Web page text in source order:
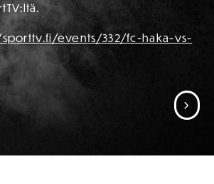
events/332/fc-haka-vs-